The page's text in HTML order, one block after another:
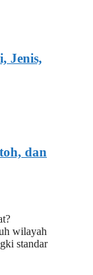
Jenis,
dan
wilayah
standar